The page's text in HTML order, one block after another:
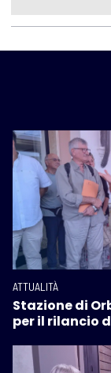
ATTUALITÀ
Stazione di
per il rilancio